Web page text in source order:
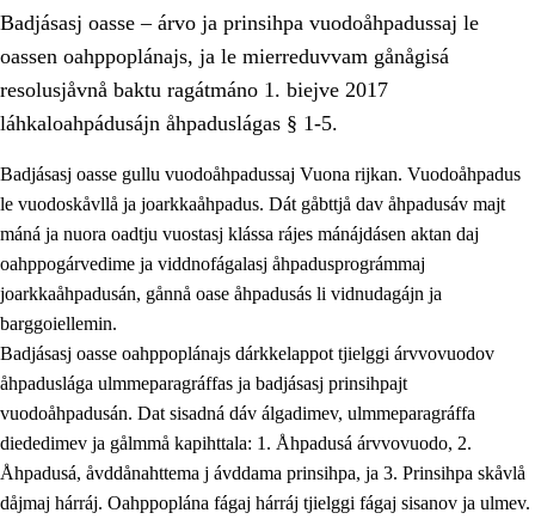
Badjásasj oasse – árvo ja prinsihpa vuodoåhpadussaj le
oassen oahppoplánajs, ja le mierreduvvam gånågisá
resolusjåvnå baktu ragátmáno 1. biejve 2017
láhkaloahpádusájn åhpaduslágas § 1-5.
Badjásasj oasse gullu vuodoåhpadussaj Vuona rijkan. Vuodoåhpadus
le vuodoskåvllå ja joarkkaåhpadus. Dát gåbttjå dav åhpadusáv majt
máná ja nuora oadtju vuostasj klássa rájes mánájdásen aktan daj
oahppogárvedime ja viddnofágalasj åhpadusprográmmaj
joarkkaåhpadusán, gånnå oase åhpadusás li vidnudagájn ja
barggoiellemin.
Badjásasj oasse oahppoplánajs dárkkelappot tjielggi árvvovuodov
åhpaduslága ulmmeparagráffas ja badjásasj prinsihpajt
vuodoåhpadusán. Dat sisadná dáv álgadimev, ulmmeparagráffa
diededimev ja gålmmå kapihttala: 1. Åhpadusá árvvovuodo, 2.
Åhpadusá, åvddånahttema j ávddama prinsihpa, ja 3. Prinsihpa skåvlå
dåjmaj hárráj. Oahppoplána fágaj hárráj tjielggi fágaj sisanov ja ulmev.